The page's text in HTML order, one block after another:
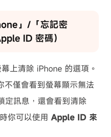
」/「忘記密
ID 密碼）
上清除 iPhone 的選項。
不僅會看到螢幕顯示無法
定訊息，還會看到清除
你可以使用 Apple ID 來